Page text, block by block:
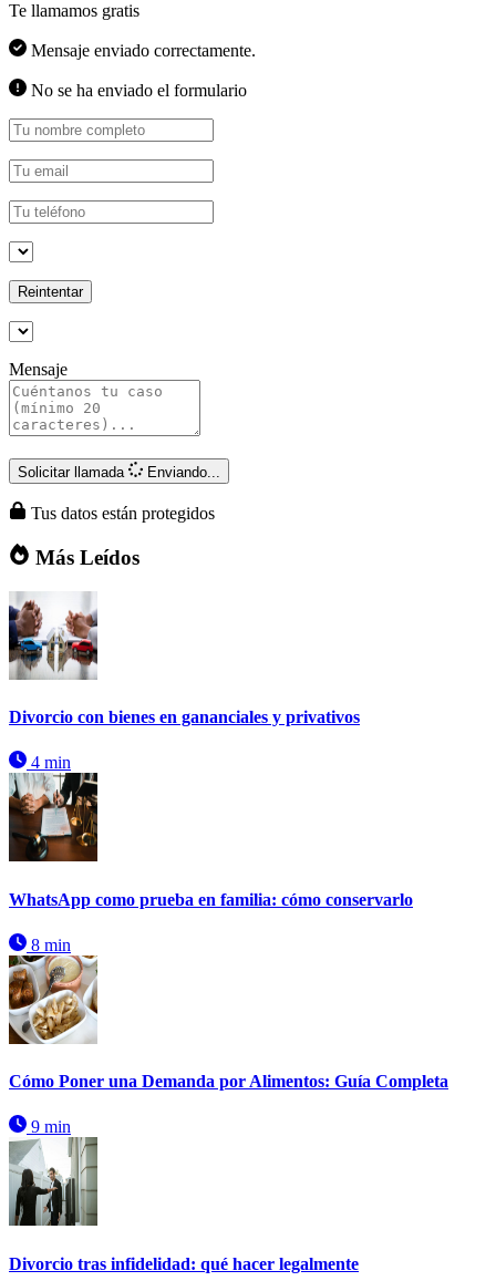
Te llamamos gratis
Mensaje enviado correctamente.
No se ha enviado el formulario
Reintentar
Mensaje
Solicitar llamada Enviando...
Tus datos están protegidos
Más Leídos
Divorcio con bienes en gananciales y privativos
4 min
WhatsApp como prueba en familia: cómo conservarlo
8 min
Cómo Poner una Demanda por Alimentos: Guía Completa
9 min
Divorcio tras infidelidad: qué hacer legalmente